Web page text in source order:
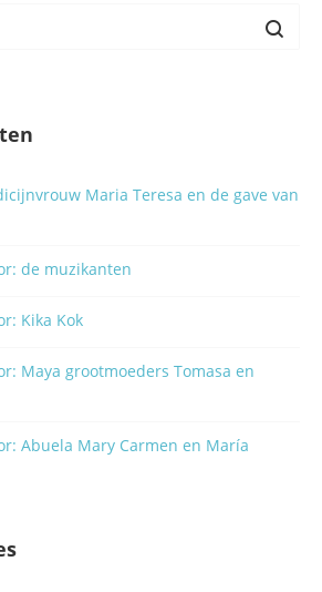
Maria Teresa en de gave van
de muzikanten
Kika Kok
Maya grootmoeders Tomasa en
Abuela Mary Carmen en María